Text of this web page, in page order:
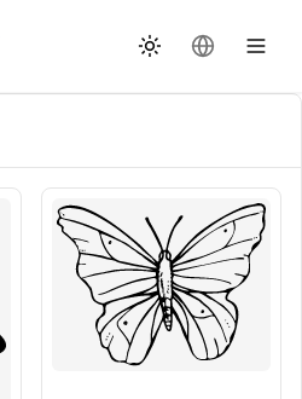
テーマ切替言語を変更